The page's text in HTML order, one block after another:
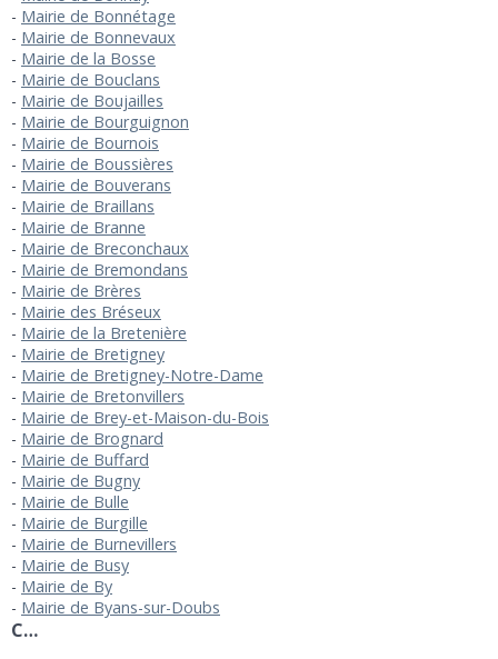
Mairie de Bonnétage
Mairie de Bonnevaux
Mairie de la Bosse
Mairie de Bouclans
Mairie de Boujailles
Mairie de Bourguignon
Mairie de Bournois
Mairie de Boussières
Mairie de Bouverans
Mairie de Braillans
Mairie de Branne
Mairie de Breconchaux
Mairie de Bremondans
Mairie de Brères
Mairie des Bréseux
Mairie de la Bretenière
Mairie de Bretigney
Mairie de Bretigney-Notre-Dame
Mairie de Bretonvillers
Mairie de Brey-et-Maison-du-Bois
Mairie de Brognard
Mairie de Buffard
Mairie de Bugny
Mairie de Bulle
Mairie de Burgille
Mairie de Burnevillers
Mairie de Busy
Mairie de By
Mairie de Byans-sur-Doubs
C…